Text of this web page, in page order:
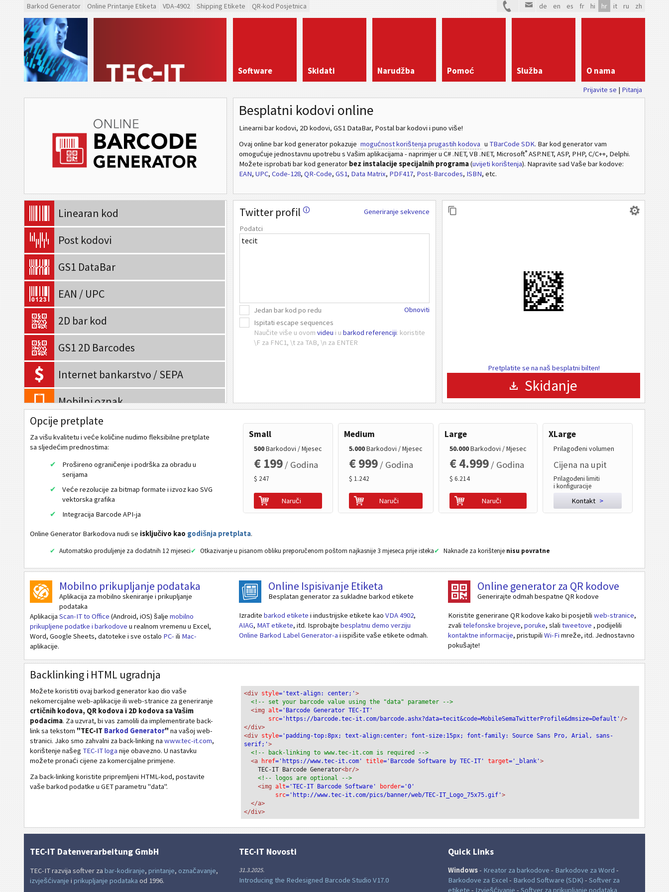
Barkod Generator Online Printanje Etiketa VDA-4902 Shipping Etikete QR-kod Posjetnica de en es fr hi hr it ru zh
Software Skidati Narudžba Pomoć Služba O nama
Prijavite se | Pitanja
Besplatni kodovi online
Linearni bar kodovi, 2D kodovi, GS1 DataBar, Postal bar kodovi i puno više!
Ovaj online bar kod generator pokazuje mogućnost korištenja prugastih kodova u TBarCode SDK. Bar kod generator vam
omogućuje jednostavnu upotrebu s Vašim aplikacijama - naprimjer u C# .NET, VB .NET, Microsoft® ASP.NET, ASP, PHP, C/C++, Delphi.
Možete isprobati bar kod generator bez instalacije specijalnih programa(uvijeti korištenja). Napravite sad Vaše bar kodove:
EAN, UPC, Code-128, QR-Code, GS1, Data Matrix, PDF417, Post-Barcodes, ISBN, etc.
Linearan kod
Post kodovi
GS1 DataBar
EAN / UPC
2D bar kod
GS1 2D Barcodes
Internet bankarstvo / SEPA
Mobilni oznak
QR kod
Data Matrix
Nazvati telefonski broj
Poslati SMS poruku
Twitter profil
Facebook profil
Facebook Sviđa mi se / Like
LinkedIn korisničkog profila
LinkedIn profil firme
LinkedIn Share
Google Play pretraživanje proizvođača
Google Play pretraživanje paketa
Zdravstveni kodovi
ISBN kod
Vizitka karta
Kalendarni kodovi
Wi-Fi bar kod
Generiranje sekvence
Twitter profil 🛈
Podatci
Jedan bar kod po redu
Ispitati escape sequences
Naučite više u ovom videu i u barkod referenciji: koristite
\F za FNC1, \t za TAB, \n za ENTER
Obnoviti
Pretplatite se na naš besplatni bilten!
Skidanje
Opcije pretplate
Za višu kvalitetu i veće količine nudimo fleksibilne pretplate
sa sljedećim prednostima:
Prošireno ograničenje i podrška za obradu u
serijama
Veće rezolucije za bitmap formate i izvoz kao SVG
vektorska grafika
Integracija Barcode API-ja
Small
500Barkodovi / Mjesec
€ 199/ Godina
$ 247
Naruči
Medium
5.000Barkodovi / Mjesec
€ 999/ Godina
$ 1.242
Naruči
Large
50.000Barkodovi / Mjesec
€ 4.999/ Godina
$ 6.214
Naruči
XLarge
Prilagođeni volumen
Cijena na upit
Prilagođeni limiti
i konfiguracije
Kontakt >
Online Generator Barkodova nudi se isključivo kao godišnja pretplata.
Automatsko produljenje za dodatnih 12 mjeseci Otkazivanje u pisanom obliku preporučenom poštom najkasnije 3 mjeseca prije isteka Naknade za korištenje nisu povratne
Mobilno prikupljanje podataka
Aplikacija za mobilno skeniranje i prikupljanje
podataka
Aplikacija Scan-IT to Office (Android, iOS) šalje mobilno
prikupljene podatke i barkodove u realnom vremenu u Excel,
Word, Google Sheets, datoteke i sve ostalo PC- ili Mac-
aplikacije.
Online Ispisivanje Etiketa
Besplatan generator za sukladne barkod etikete
Izradite barkod etikete i industrijske etikete kao VDA 4902,
AIAG, MAT etikete, itd. Isprobajte besplatnu demo verziju
Online Barkod Label Generator-a i ispišite vaše etikete odmah.
Online generator za QR kodove
Generirajte odmah bespatne QR kodove
Koristite generirane QR kodove kako bi posjetili web-stranice,
zvali telefonske brojeve, poruke, slali tweetove , podijelili
kontaktne informacije, pristupili Wi-Fi mreže, itd. Jednostavno
pokušajte!
Backlinking i HTML ugradnja
Možete koristiti ovaj barkod generator kao dio vaše
nekomercijalne web-aplikacije ili web-stranice za generiranje
crtičnih kodova, QR kodova i 2D kodova sa Vašim
podacima. Za uzvrat, bi vas zamolili da implementirate back-
link sa tekstom "TEC-IT Barkod Generator" na vašoj web-
stranici. Jako smo zahvalni za back-linking na www.tec-it.com,
korištenje našeg TEC-IT loga nije obavezno. U nastavku
možete pronaći cijene za komercijalne primjene.
Za back-linking koristite pripremljeni HTML-kod, postavite
vaše barkod podatke u GET parametru "data".
<div style='text-align: center;'>
<!-- set your barcode value using the "data" parameter -->
<img alt='Barcode Generator TEC-IT'
src='https://barcode.tec-it.com/barcode.ashx?data=tecit&code=MobileSemaTwitterProfile&dmsize=Default' />
</div>
<div style='padding-top:8px; text-align:center; font-size:15px; font-family: Source Sans Pro, Arial, sans-
serif;'>
<!-- back-linking to www.tec-it.com is required -->
<a
href='https://www.tec-it.com' title='Barcode Software by TEC-IT' target='_blank'>
TEC-IT Barcode Generator<br/>
<!-- logos are optional -->
<img alt='TEC-IT Barcode Software' border='0'
src='http://www.tec-it.com/pics/banner/web/TEC-IT_Logo_75x75.gif'>
</a>
</div>
TEC-IT Datenverarbeitung GmbH
TEC-IT razvija softver za bar-kodiranje, printanje, označavanje,
izvješćivanje i prikupljanje podataka od 1996.
TEC-IT Novosti
31.3.2025.
Introducing the Redesigned Barcode Studio V17.0
Quick Links
Windows- Kreator za barkodove - Barkodove za Word -
Barkodove za Excel- Barkod Software (SDK) - Softver za
etikete - Izvješćivanje - Softver za prikupljanje podataka